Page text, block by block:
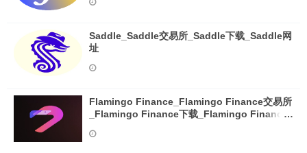
Saddle_Saddle交易所_Saddle下载_Saddle网
址
Flamingo Finance_Flamingo Finance交易所
_Flamingo Finance下载_Flamingo Finance